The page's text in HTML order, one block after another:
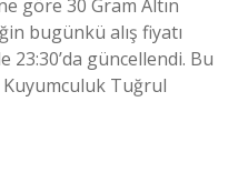
göre 30 Gram Altın
bugünkü alış fiyatı
23:30’da güncellendi. Bu
Tuğrul